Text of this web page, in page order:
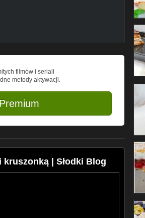
filmów i seriali
metody aktywacji.
| Słodki Blog